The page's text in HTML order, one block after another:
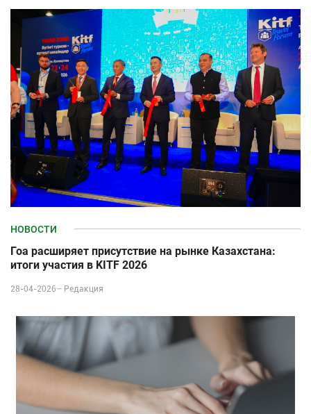
НОВОСТИ
Гоа расширяет присутствие на рынке Казахстана:
итоги участия в KITF 2026
28-04-2026– Редакция